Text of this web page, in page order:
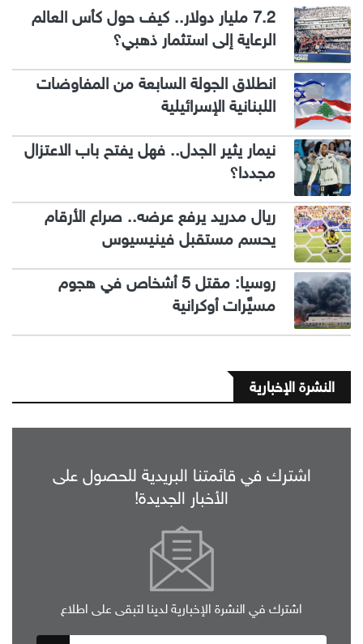
7.2 مليار دولار.. كيف حول كأس العالم
الرعاية إلى استثمار ذهبي؟
انطلاق الجولة السابعة من المفاوضات
اللبنانية الإسرائيلية
نيمار يثير الجدل.. فهل يفتح باب الاعتزال
مجددا؟
ريال مدريد يرفع عرضه.. صراع الأرقام
يحسم مستقبل فينيسيوس
روسيا: مقتل 5 أشخاص في هجوم
مسيَّرات أوكرانية
النشرة الإخبارية
اشترك في قائمتنا البريدية للحصول على
الأخبار الجديدة!
اشترك في النشرة الإخبارية لدينا لتبقى على اطلاع